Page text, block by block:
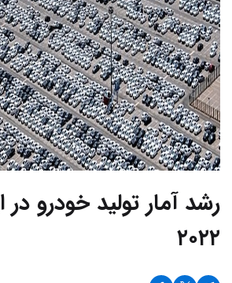
رشد آمار تولید خودرو در
۲۰۲۲